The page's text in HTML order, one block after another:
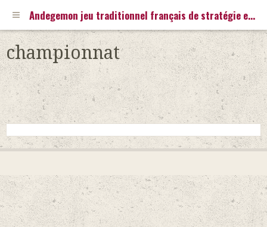
Andegemon jeu traditionnel français de stratégie en 3D
championnat